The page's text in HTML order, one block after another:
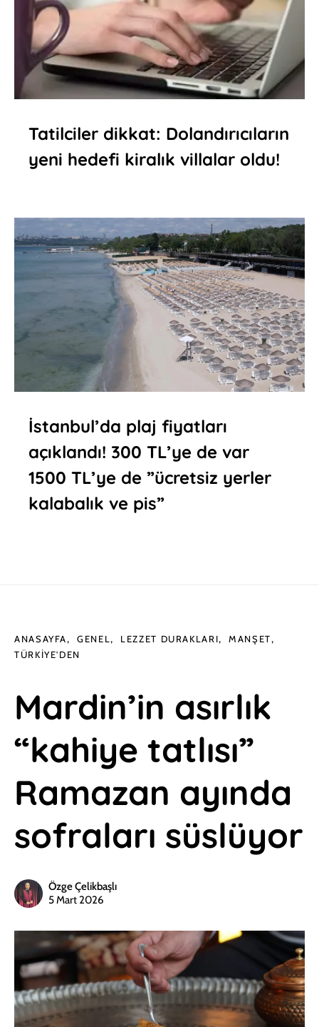
Tatilciler dikkat: Dolandırıcıların
yeni hedefi kiralık villalar oldu!
İstanbul’da plaj fiyatları
açıklandı! 300 TL’ye de var
1500 TL’ye de ”ücretsiz yerler
kalabalık ve pis”
ANASAYFA GENEL LEZZET DURAKLARI
MANŞET
TÜRKIYE'DEN
Mardin’in asırlık
“kahiye tatlısı”
Ramazan ayında
sofraları süslüyor
Özge Çelikbaşlı
5 Mart 2026